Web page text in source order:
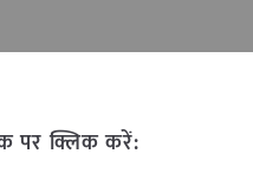
पर क्लिक करें: